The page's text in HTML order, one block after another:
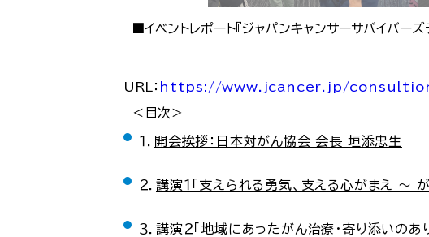
■イベントレポート『ジャパンキャンサーサバイバー
URL： https://www.jcancer.jp/
＜目次＞
１． 開会挨拶：日本対がん協会 会長 垣添忠生
２． 講演１「支えられる勇気、支える心がまえ ～
３． 講演２「地域にあったがん治療・寄り添いのあ